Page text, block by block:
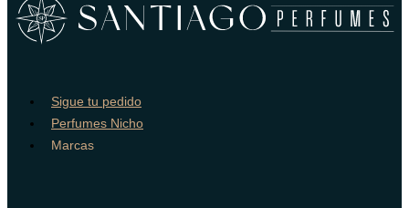
Sigue tu pedido
Perfumes Nicho
Marcas